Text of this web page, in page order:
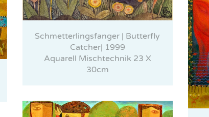
Schmetterlingsfanger | Butterfly
Catcher| 1999
Aquarell Mischtechnik 23 X
30cm